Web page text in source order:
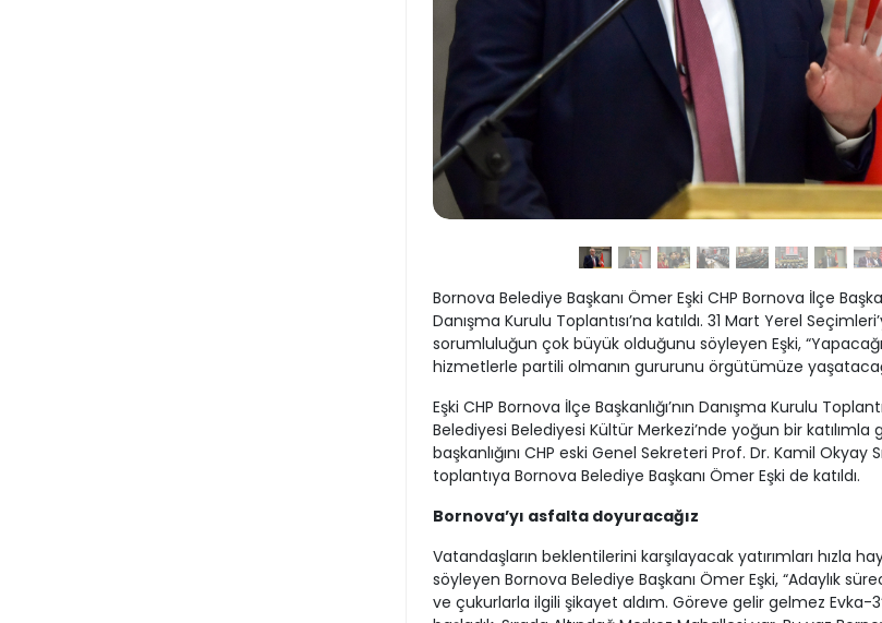
Bornova Belediye Başkanı Ömer Eşki CHP Bornova İlçe
Danışma Kurulu Toplantısı’na katıldı. 31 Mart Yerel
sorumluluğun çok büyük olduğunu söyleyen Eşki,
hizmetlerle partili olmanın gururunu örgütümüze
Eşki CHP Bornova İlçe Başkanlığı’nın Danışma Kurulu
Belediyesi Belediyesi Kültür Merkezi’nde yoğun bir katılımla
başkanlığını CHP eski Genel Sekreteri Prof. Dr. Kamil Okyay
toplantıya Bornova Belediye Başkanı Ömer Eşki de katıldı.
Bornova’yı asfalta doyuracağız
Vatandaşların beklentilerini karşılayacak yatırımları hızla
söyleyen Bornova Belediye Başkanı Ömer Eşki, “Adaylık
ve çukurlarla ilgili şikayet aldım. Göreve gelir gelmez Evka-